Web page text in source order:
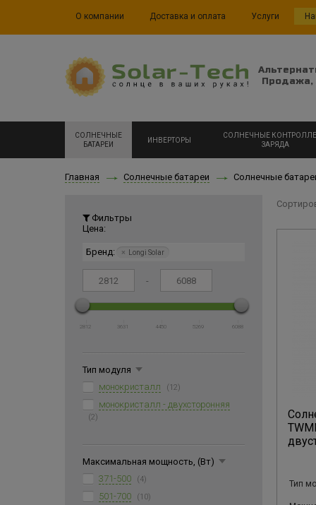
О компании Доставка и оплата Услуги
Продажа,
СОЛНЕЧНЫЕ
БАТАРЕИ
ИНВЕРТОРЫ
СОЛНЕЧНЫЕ
ЗАРЯДА
Главная Солнечные батареи Солнечные
Фильтры
Цена:
Бренд: × Longi Solar
-
2812 3631 4450 5269 6088
Тип модуля
монокристалл
(12)
монокристалл - двухсторонняя
(2)
Максимальная мощность, (Вт)
371-500
(4)
501-700 (10)
Тип